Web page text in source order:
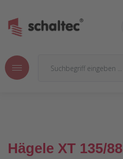
Hägele XT 135/